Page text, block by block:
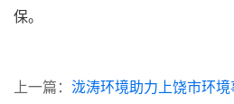
保。
上一篇： 泷涛环境助力上饶市环